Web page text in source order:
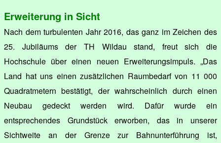
Erweiterung in Sicht
Nach dem turbulenten Jahr 2016, das ganz im Zeichen des
25. Jubiläums der TH Wildau stand, freut sich die
Hochschule über einen neuen Erweiterungsimpuls. „Das
Land hat uns einen zusätzlichen Raumbedarf von 11 000
Quadratmetern bestätigt, der wahrscheinlich durch einen
Neubau gedeckt werden wird. Dafür wurde ein
entsprechendes Grundstück erworben, das in unserer
Sichtweite an der Grenze zur Bahnunterführung ist,